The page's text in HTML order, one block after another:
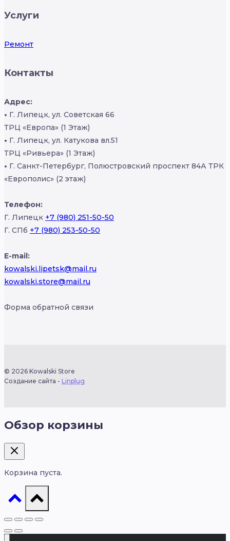
Услуги
Ремонт
Контакты
Адрес:
• Г. Липецк, ул. Советская 66
ТРЦ «Европа» (1 Этаж)
• Г. Липецк, ул. Катукова вл.51
ТРЦ «Ривьера» (1 Этаж)
• Г. Санкт-Петербург, Полюстровский проспект 84А ТРК
«Европолис» (2 этаж)
Телефон:
Г. Липецк +7 (980) 251-50-50
Г. СПб +7 (980) 253-50-50
E-mail:
kowalski.lipetsk@mail.ru
kowalski.store@mail.ru
Форма обратной связи
© 2026 Kowalski Store
Создание сайта - Linplug
Обзор корзины
Корзина пуста.